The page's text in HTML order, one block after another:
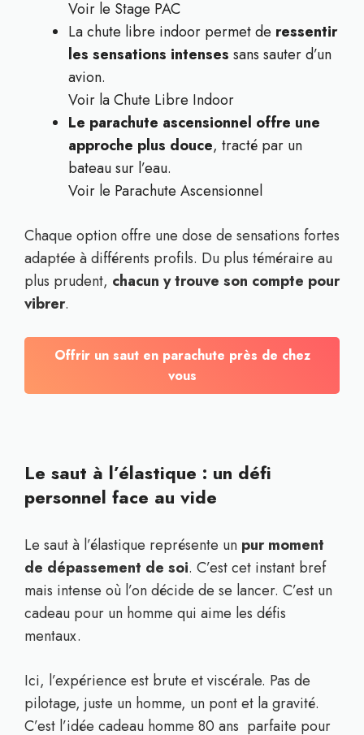
Voir le Stage PAC
La chute libre indoor permet de ressentir
les sensations intenses sans sauter d’un
avion.
Voir la Chute Libre Indoor
Le parachute ascensionnel offre une
approche plus douce, tracté par un
bateau sur l’eau.
Voir le Parachute Ascensionnel
Chaque option offre une dose de sensations fortes
adaptée à différents profils. Du plus téméraire au
plus prudent, chacun y trouve son compte pour
vibrer.
Offrir un saut en parachute près de chez
vous
Le saut à l’élastique : un défi
personnel face au vide
Le saut à l’élastique représente un pur moment
de dépassement de soi. C’est cet instant bref
mais intense où l’on décide de se lancer. C’est un
cadeau pour un homme qui aime les défis
mentaux.
Ici, l’expérience est brute et viscérale. Pas de
pilotage, juste un homme, un pont et la gravité.
C’est l’idée cadeau homme 80 ans parfaite pour